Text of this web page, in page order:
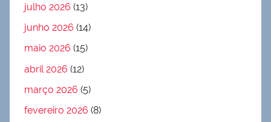
julho 2026 (13)
junho 2026 (14)
maio 2026 (15)
abril 2026 (12)
março 2026 (5)
fevereiro 2026 (8)